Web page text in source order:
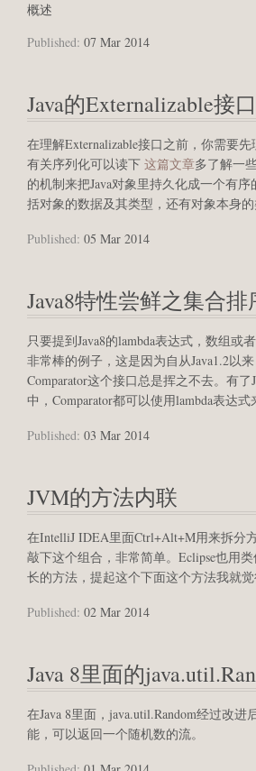
概述
Published: 07 Mar 2014
Java的Externalizable接口
在理解Externalizable接口之前，你需要先
有关序列化可以读下 这篇文章多了解一
的机制来把Java对象里持久化成一个有
括对象的数据及其类型，还有对象本身的
Published: 05 Mar 2014
Java8特性尝鲜之集合排
只要提到Java8的lambda表达式，数组或
非常棒的例子，这是因为自从Java1.2以
Comparator这个接口总是挥之不去。有了
中，Comparator都可以使用lambda表达式
Published: 03 Mar 2014
JVM的方法内联
在IntelliJ IDEA里面Ctrl+Alt+M用来拆分
敲下这个组合，非常简单。Eclipse也用
长的方法，提起这个下面这个方法我就觉
Published: 02 Mar 2014
Java 8里面的
在Java 8里面，java.util.Random经过改
能，可以返回一个随机数的流。